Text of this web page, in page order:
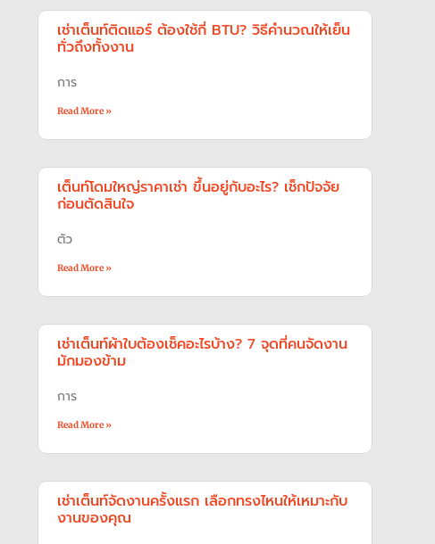
เช่าเต็นท์ติดแอร์ ต้องใช้กี่ BTU? วิธีคำนวณให้เย็น
ทั่วถึงทั้งงาน
การ
Read More »
เต็นท์โดมใหญ่ราคาเช่า ขึ้นอยู่กับอะไร? เช็กปัจจัย
ก่อนตัดสินใจ
ตัว
Read More »
เช่าเต็นท์ผ้าใบต้องเช็คอะไรบ้าง? 7 จุดที่คนจัดงาน
มักมองข้าม
การ
Read More »
เช่าเต็นท์จัดงานครั้งแรก เลือกทรงไหนให้เหมาะกับ
งานของคุณ